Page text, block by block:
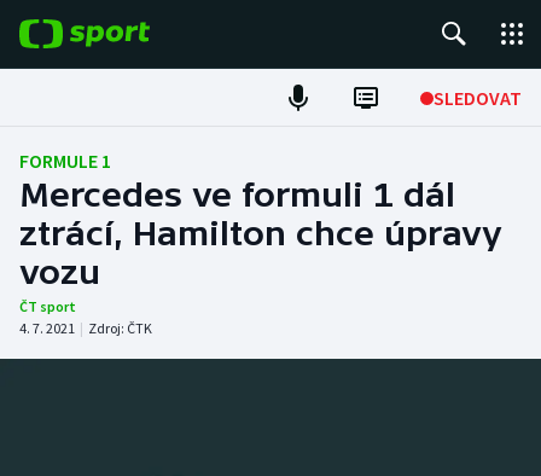
SLEDOVAT
Fotbal
Hokej
Tenis
Atletika
FORMULE 1
Mercedes ve formuli 1 dál
ztrácí, Hamilton chce úpravy
vozu
ČT sport
4. 7. 2021 | Zdroj: ČTK